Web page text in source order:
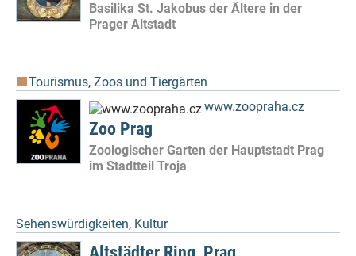
Basilika St. Jakobus der Ältere in der
Prager Altstadt
Tourismus, Zoos und Tiergärten
www.zoopraha.cz
Zoo Prag
Zoologischer Garten der Hauptstadt Prag
im Stadtteil Troja
Sehenswürdigkeiten, Kultur